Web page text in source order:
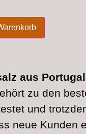
aus Portugal
zu den
und
neue Kunden